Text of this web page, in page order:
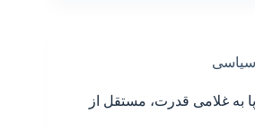
سیاسی
به غلامی قدرت، مستقل از